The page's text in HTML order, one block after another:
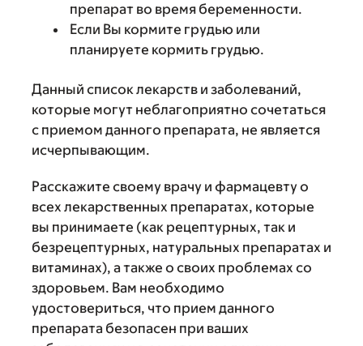
препарат во время беременности.
Если Вы кормите грудью или
планируете кормить грудью.
Данный список лекарств и заболеваний,
которые могут неблагоприятно сочетаться
с приемом данного препарата, не является
исчерпывающим.
Расскажите своему врачу и фармацевту о
всех лекарственных препаратах, которые
вы принимаете (как рецептурных, так и
безрецептурных, натуральных препаратах и
витаминах), а также о своих проблемах со
здоровьем. Вам необходимо
удостовериться, что прием данного
препарата безопасен при ваших